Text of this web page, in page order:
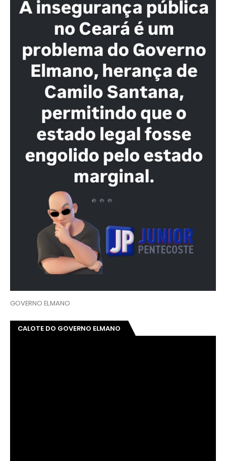
GOVERNO ELMANO
CALOTE DO GOVERNO ELMANO